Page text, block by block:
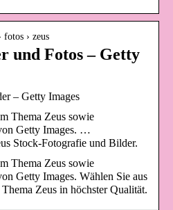
› zeus
und Fotos – Getty
– Getty Images
Thema Zeus sowie
Getty Images. …
Stock-Fotografie und Bilder.
Thema Zeus sowie
Getty Images. Wählen Sie aus
Zeus in höchster Qualität.